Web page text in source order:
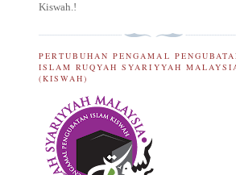
Kiswah.!
PERTUBUHAN PENGAMAL
ISLAM RUQYAH SYARIYYAH
(KISWAH)